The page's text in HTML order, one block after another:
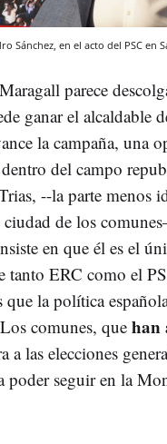
Sánchez, en el acto del PSC en
parece
ganar el alcaldable
la campaña, una
del campo
--la parte menos
ciudad de los
en que él es el
tanto ERC como el
la política
comunes, quehan
a las elecciones
poder seguir en la